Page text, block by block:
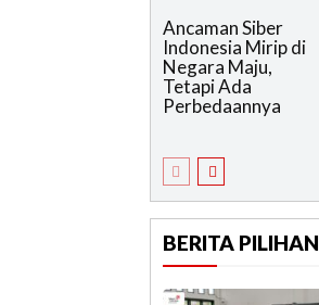
Ancaman Siber
Indonesia Mirip di
Negara Maju,
Tetapi Ada
Perbedaannya
BERITA PILIHAN